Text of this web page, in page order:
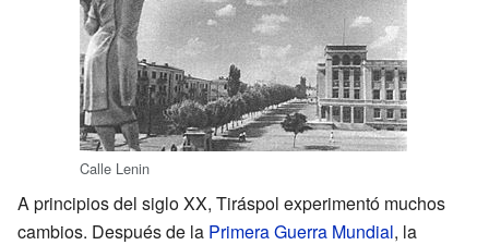
Calle Lenin
A principios del siglo XX, Tiráspol experimentó muchos
cambios. Después de la Primera Guerra Mundial, la